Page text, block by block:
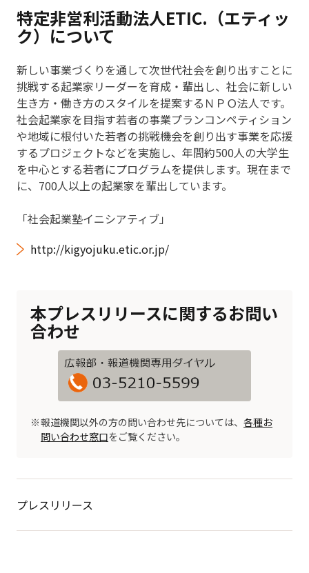
特定非営利活動法人ETIC.（エティッ
ク）について
新しい事業づくりを通して次世代社会を創り出すことに
挑戦する起業家リーダーを育成・輩出し、社会に新しい
生き方・働き方のスタイルを提案するＮＰＯ法人です。
社会起業家を目指す若者の事業プランコンペティション
や地域に根付いた若者の挑戦機会を創り出す事業を応援
するプロジェクトなどを実施し、年間約500人の大学生
を中心とする若者にプログラムを提供します。現在まで
に、700人以上の起業家を輩出しています。
「社会起業塾イニシアティブ」
http://kigyojuku.etic.or.jp/
本プレスリリースに関するお問い
合わせ
報道機関以外の方の問い合わせ先については、 各種お
問い合わせ窓口をご覧ください。
プレスリリース